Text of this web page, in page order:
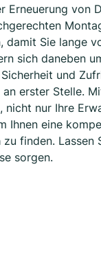
Erneuerung von
damit Sie lange
sich daneben
und
erster Stelle.
nur Ihre
Ihnen eine
finden.
sorgen.